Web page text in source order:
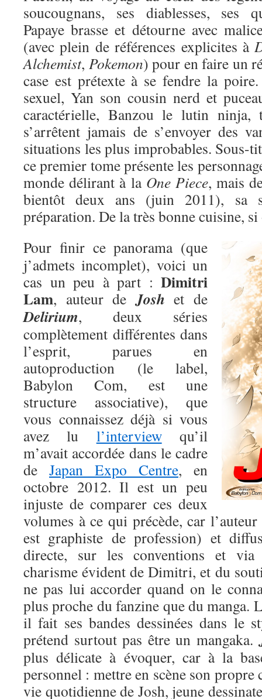
soucougnans, ses diablesses, ses
Papaye brasse et détourne avec
(avec plein de références explicites à
Alchemist, Pokemon) pour en faire un
case est prétexte à se fendre la
sexuel, Yan son cousin nerd et
caractérielle, Banzou le lutin ninja,
s’arrêtent jamais de s’envoyer des
situations les plus improbables. Sous-
ce premier tome présente les
monde délirant à la One Piece, mais
bientôt deux ans (juin 2011), sa
préparation. De la très bonne cuisine, si
Pour finir ce panorama (que
j’admets incomplet), voici un
cas un peu à part : Dimitri
Lam, auteur deJosh et de
Delirium, deux séries
complètement différentes dans
l’esprit, parues en
autoproduction (le label,
Babylon Com, est une
structure associative), que
vous connaissez déjà si vous
avez lu l’interviewqu’il
m’avait accordée dans le cadre
de Japan Expo Centre, en
octobre 2012. Il est un peu
injuste de comparer ces deux
volumes à ce qui précède, car
est graphiste de profession) et
directe, sur les conventions et
charisme évident de Dimitri, et du
ne pas lui accorder quand on le
plus proche du fanzine que du manga.
il fait ses bandes dessinées dans le
prétend surtout pas être un mangaka.
plus délicate à évoquer, car à la
personnel : mettre en scène son
vie quotidienne de Josh, jeune